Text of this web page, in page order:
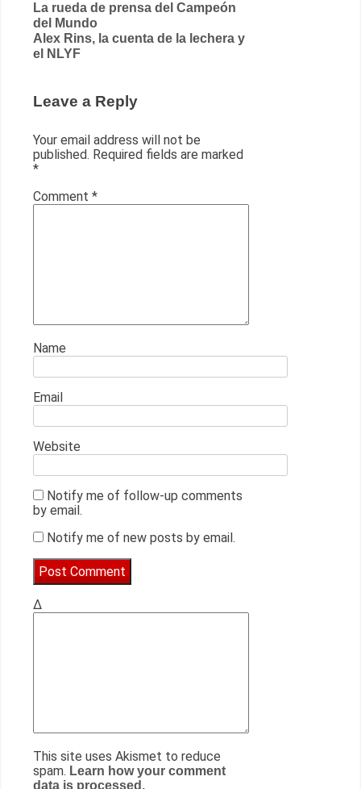
Post
navigation
La rueda de prensa del Campeón
del Mundo
Alex Rins, la cuenta de la lechera y
el NLYF
Leave a Reply
Your email address will not be
published. Required fields are marked
*
Comment *
Name
Email
Website
Notify me of follow-up comments
by email.
Notify me of new posts by email.
Δ
This site uses Akismet to reduce
spam. Learn how your comment
data is processed.